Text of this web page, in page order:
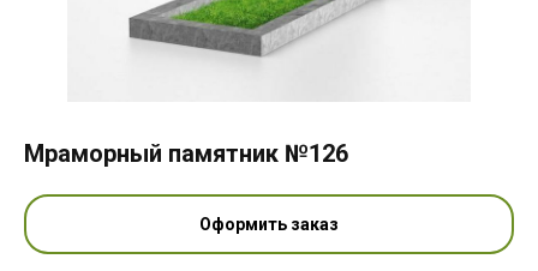
Мраморный памятник №126
Оформить заказ